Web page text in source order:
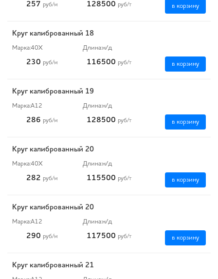
257 руб/м 128500 руб/т в корзину
Круг калиброванный 18
Марка:40Х Длина:н/д
230 руб/м 116500 руб/т в корзину
Круг калиброванный 19
Марка:А12 Длина:н/д
286 руб/м 128500 руб/т в корзину
Круг калиброванный 20
Марка:40Х Длина:н/д
282 руб/м 115500 руб/т в корзину
Круг калиброванный 20
Марка:А12 Длина:н/д
290 руб/м 117500 руб/т в корзину
Круг калиброванный 21